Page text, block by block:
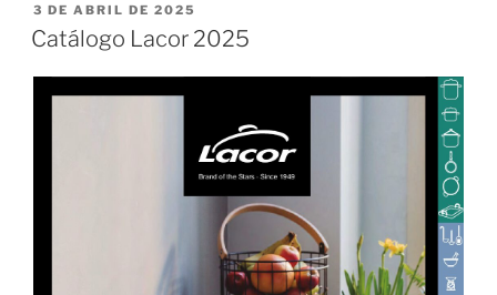
PUBLICADO
EL
3 DE ABRIL DE 2025
Catálogo Lacor 2025